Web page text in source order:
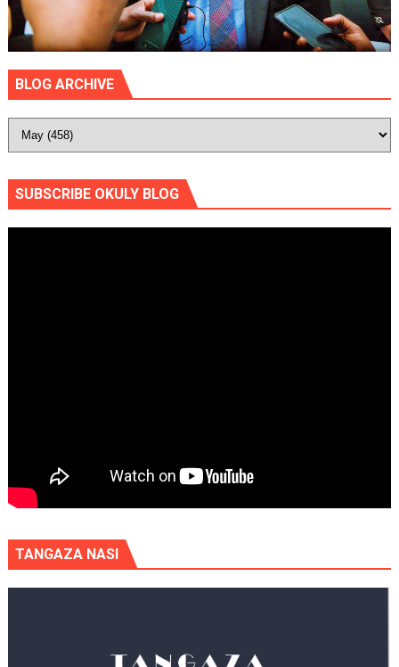
BLOG ARCHIVE
SUBSCRIBE OKULY BLOG
TANGAZA NASI